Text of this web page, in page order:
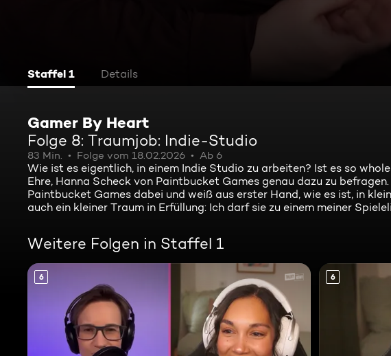
Staffel 1 Details
Gamer By Heart
Folge 8: Traumjob: Indie-Studio
83 Min. Folge vom 18.02.2026 Ab 6
Wie ist es eigentlich, in einem Indie Studio zu arbeiten? Ist es so
Ehre, Hanna Scheck von Paintbucket Games genau dazu zu
Paintbucket Games dabei und weiß aus erster Hand, wie es ist, in
auch ein kleiner Traum in Erfüllung: Ich darf sie zu einem meiner
Weitere Folgen in Staffel 1
6 6